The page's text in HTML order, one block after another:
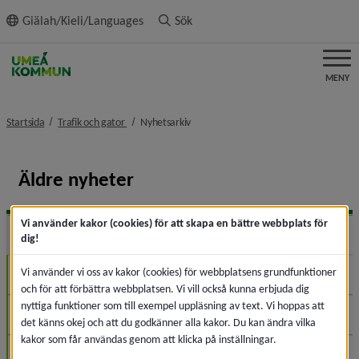
innehållet
Giälah/Kieli/Languages Sök
MENY
Startsida Trafik och gator nivå i brödsmulenavigeringen
Nyhetsarkivnivå i brödsmulenavigeringen
Äldre nyheter
2026
Augusti (1)
Juli (1)
Vi använder kakor (cookies) för att skapa en bättre webbplats för
dig!
Vi använder vi oss av kakor (cookies) för webbplatsens grundfunktioner
och för att förbättra webbplatsen. Vi vill också kunna erbjuda dig
nyttiga funktioner som till exempel uppläsning av text. Vi hoppas att
det känns okej och att du godkänner alla kakor. Du kan ändra vilka
kakor som får användas genom att klicka på inställningar.